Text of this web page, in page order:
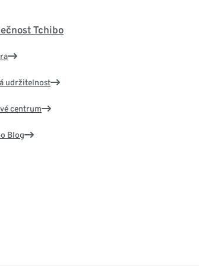
Tchibo
udržitelnost
centrum
Blog